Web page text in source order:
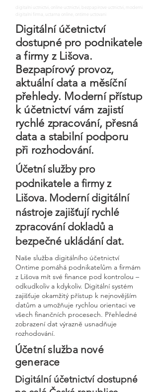
digitalni uctnictvi, online uctnictvi, bezpapirove uctnictvi, moderni
digitalni firma, uctarna online, ontime uctovani
Digitální účetnictví
dostupné pro podnikatele
a firmy z Lišova.
Bezpapírový provoz,
aktuální data a měsíční
přehledy. Moderní přístup
k účetnictví vám zajistí
rychlé zpracování, přesná
data a stabilní podporu
při rozhodování.
Účetní služby pro
podnikatele a firmy z
Lišova. Moderní digitální
nástroje zajišťují rychlé
zpracování dokladů a
bezpečné ukládání dat.
Naše služba digitálního účetnictví
Ontime pomáhá podnikatelům a firmám
z Lišova mít své finance pod kontrolou –
odkudkoliv a kdykoliv. Digitální systém
zajišťuje okamžitý přístup k nejnovějším
datům a umožňuje rychlou orientaci ve
všech finančních procesech. Přehledné
zobrazení dat výrazně usnadňuje
rozhodování.
Účetní služba nové
generace
Digitální účetnictví dostupné